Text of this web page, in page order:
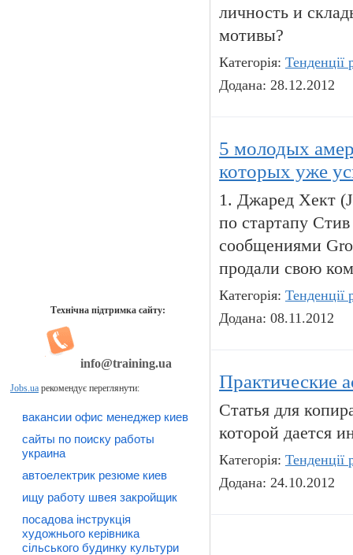
Технічна підтримка сайту:
info@training.ua
Jobs.ua рекомендує переглянути:
вакансии офис менеджер киев
сайты по поиску работы
украина
автоелектрик резюме киев
ищу работу швея закройщик
посадова інструкція
художнього керівника
сільського будинку культури
личность и
мотивы?
Категорія: Тенденції
Додана: 28.12.2012
5 молодых
которых уже
1. Джаред Хект
по стартапу
сообщениями
продали свою
Категорія: Тенденції
Додана: 08.11.2012
Практические
Статья для
которой дается
Категорія: Тенденції
Додана: 24.10.2012